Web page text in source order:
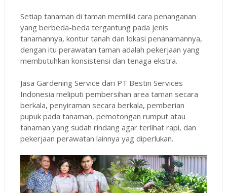
Setiap tanaman di taman memiliki cara penanganan
yang berbeda-beda tergantung pada jenis
tanamannya, kontur tanah dan lokasi penanamannya,
dengan itu perawatan taman adalah pekerjaan yang
membutuhkan konsistensi dan tenaga ekstra.
Jasa Gardening Service dari PT Bestin Services
Indonesia meliputi pembersihan area taman secara
berkala, penyiraman secara berkala, pemberian
pupuk pada tanaman, pemotongan rumput atau
tanaman yang sudah rindang agar terlihat rapi, dan
pekerjaan perawatan lainnya yag diperlukan.